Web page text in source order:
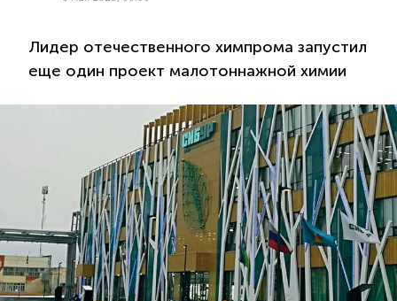
Лидер отечественного химпрома запустил
еще один проект малотоннажной химии